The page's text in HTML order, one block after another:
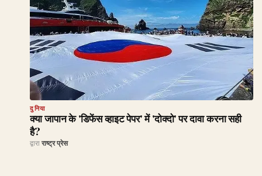
दुनिया
क्या जापान के 'डिफेंस व्हाइट पेपर' में 'दोक्दो' पर दावा करना सही
है?
द्वारा राष्ट्र प्रेस